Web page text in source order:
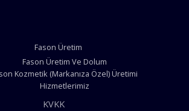
Fason Üretim
Fason Üretim Ve Dolum
Kozmetik (Markanıza Özel) Üretimi
Hizmetlerimiz
KVKK